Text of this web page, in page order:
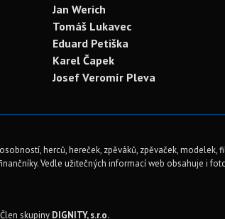
Jan Werich
Tomáš Lukavec
Eduard Petiška
Karel Čapek
Josef Veromír Pleva
herců, hereček, zpěváků, zpěvaček,
Vedle užitečných informací web obsahuje i
skupiny DIGNITY, s.r.o.